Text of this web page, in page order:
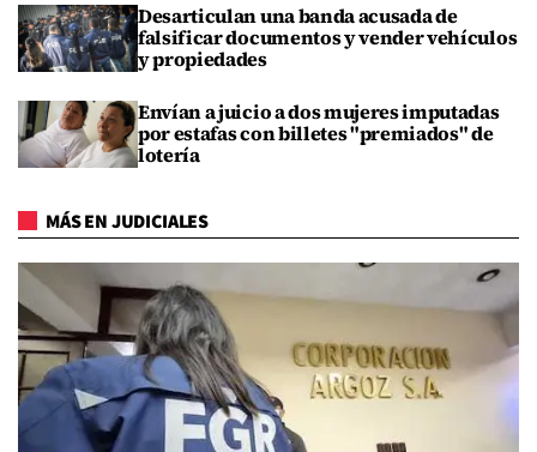
Desarticulan una banda acusada de
falsificar documentos y vender vehículos
y propiedades
Envían a juicio a dos mujeres imputadas
por estafas con billetes "premiados" de
lotería
MÁS EN JUDICIALES